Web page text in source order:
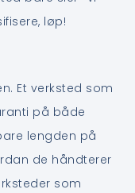
løp!
Et verksted som
på både
lengden på
de håndterer
som